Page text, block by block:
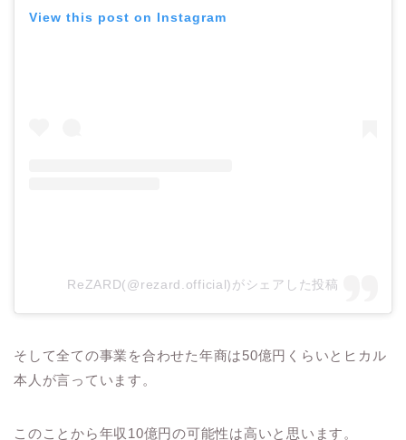
View this post on Instagram
ReZARD(@rezard.official)がシェアした投稿
そして全ての事業を合わせた年商は50億円くらいとヒカル
本人が言っています。
このことから年収10億円の可能性は高いと思います。